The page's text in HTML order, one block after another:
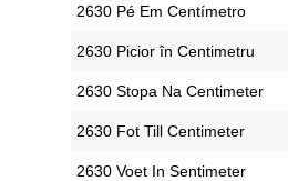
‎2630 Pé Em Centímetro
‎2630 Picior în Centimetru
‎2630 Stopa Na Centimeter
‎2630 Fot Till Centimeter
‎2630 Voet In Sentimeter